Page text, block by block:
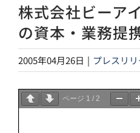
株式会社ビーア
の資本・業務提
2005年04月26日 | プレスリリ
ページ 1 / 2